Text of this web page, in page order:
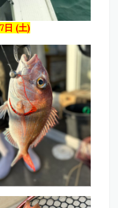
日 (土)